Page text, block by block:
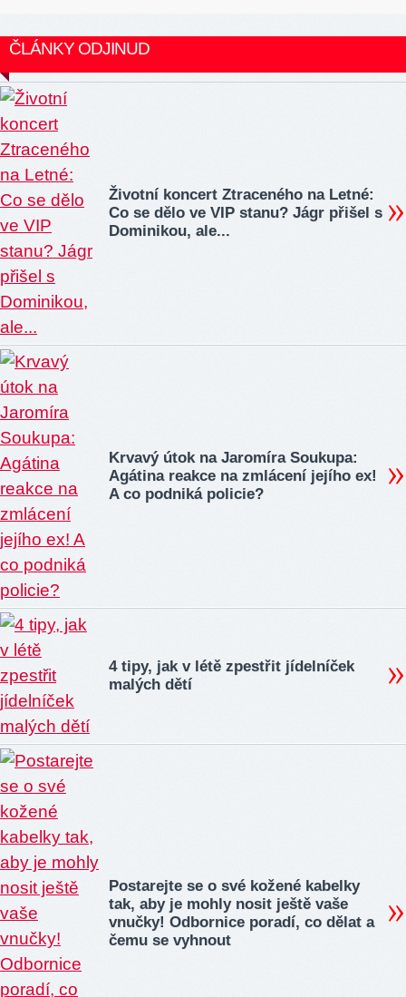
ČLÁNKY ODJINUD
Životní koncert Ztraceného na Letné:
Co se dělo ve VIP stanu? Jágr přišel s
Dominikou, ale...
Krvavý útok na Jaromíra Soukupa:
Agátina reakce na zmlácení jejího ex!
A co podniká policie?
4 tipy, jak v létě zpestřit jídelníček
malých dětí
Postarejte se o své kožené kabelky
tak, aby je mohly nosit ještě vaše
vnučky! Odbornice poradí, co dělat a
čemu se vyhnout